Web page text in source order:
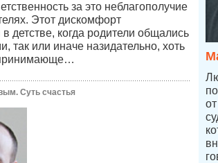
за это неблагополучие
Этот дискомфорт
детстве, когда родители общались
так или иначе назидательно, хоть
Суть счастья